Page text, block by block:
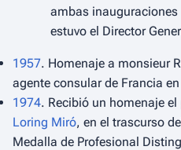
ambas inauguraciones
estuvo el Director
1957. Homenaje a monsieur
agente consular de Francia
1974. Recibió un homenaje
Loring Miró, en el trascurso
Medalla de Profesional